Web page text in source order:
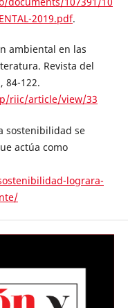
2019.pdf.
ambiental en las
Revista del
84-122.
riic/article/view/33
sostenibilidad se
actúa como
lograra-